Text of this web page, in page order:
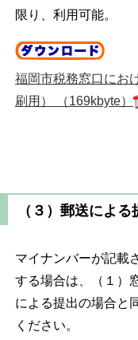
限り、利用可能。
福岡市税務窓口にお
刷用） （169kbyte）
（３）郵送によ
マイナンバーが記載
する場合は、（１）
による提出の場合と
ください。